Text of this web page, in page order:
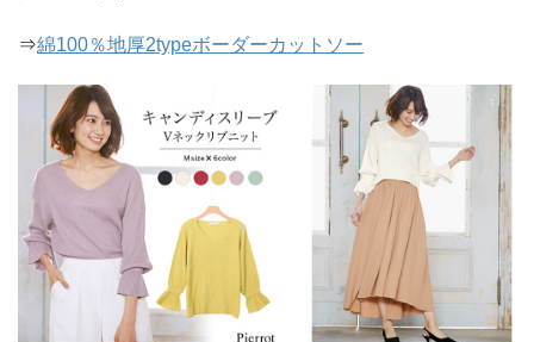
⇒綿100％地厚2typeボーダーカットソー